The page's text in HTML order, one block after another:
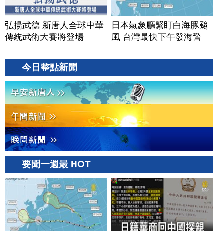
弘揚武德 新唐人全球中華
傳統武術大賽將登場
日本氣象廳緊盯白海豚颱
風 台灣最快下午發海警
今日整點新聞
要聞一週最 HOT